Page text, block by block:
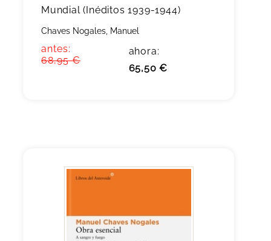
Mundial (Inéditos 1939-1944)
Chaves Nogales, Manuel
antes:
68,95 €
ahora:
65,50 €